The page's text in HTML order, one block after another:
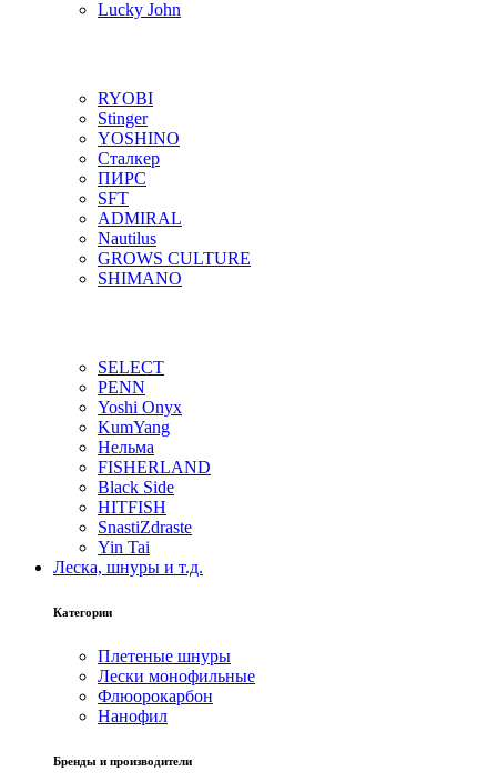
Lucky John
RYOBI
Stinger
YOSHINO
Сталкер
ПИРС
SFT
ADMIRAL
Nautilus
GROWS CULTURE
SHIMANO
SELECT
PENN
Yoshi Onyx
KumYang
Нельма
FISHERLAND
Black Side
HITFISH
SnastiZdraste
Yin Tai
Леска, шнуры и т.д.
Категории
Плетеные шнуры
Лески монофильные
Флюорокарбон
Нанофил
Бренды и производители